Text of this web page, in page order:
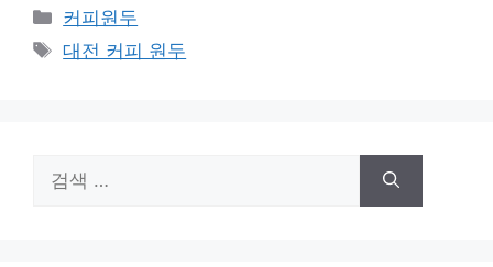
카
테
고
커피원두
태
대전 커피 원두
색: